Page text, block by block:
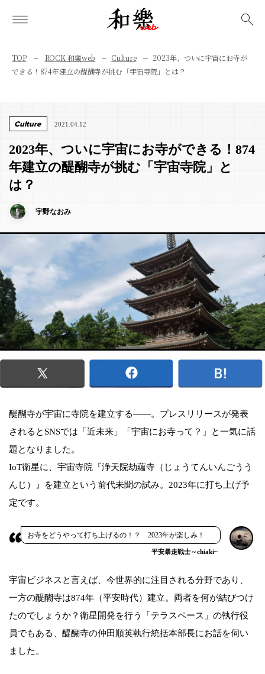
TOP ROCK 和樂web Culture
2023年、ついに宇宙にお寺が
できる！874年建立の醍醐寺が挑む「宇宙寺院」とは？
Culture 2021.04.12
2023年、ついに宇宙にお寺ができる！874
年建立の醍醐寺が挑む「宇宙寺院」と
は？
宇野なおみ
醍醐寺が宇宙に寺院を建立する——。プレスリリースが発表
されるとSNSでは「近未来」「宇宙にお寺って？」と一気に話
題となりました。
IoT衛星に、宇宙寺院『浄天院劫蘊寺（じょうてんいんごうう
んじ）』を建立という前代未聞の試み。2023年に打ち上げ予
定です。
お寺をどうやって打ち上げるの！？ 2023年が楽しみ！
平安暴走戦士～chiaki~
宇宙ビジネスと言えば、今世界的に注目される分野であり、
一方の醍醐寺は874年（平安時代）建立。両者を何が結びつけ
たのでしょうか？衛星開発を行う「テラスペース」の執行役
員でもある、醍醐寺の仲田順英執行統括本部長にお話を伺い
ました。